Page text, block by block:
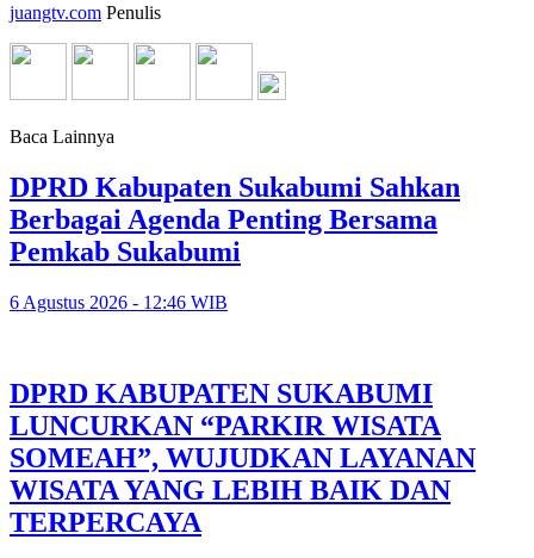
juangtv.com Penulis
Baca Lainnya
DPRD Kabupaten Sukabumi Sahkan
Berbagai Agenda Penting Bersama
Pemkab Sukabumi
6 Agustus 2026 - 12:46 WIB
DPRD KABUPATEN SUKABUMI
LUNCURKAN “PARKIR WISATA
SOMEAH”, WUJUDKAN LAYANAN
WISATA YANG LEBIH BAIK DAN
TERPERCAYA